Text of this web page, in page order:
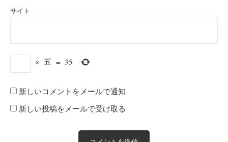
サイト
× 五 = 35
新しいコメントをメールで通知
新しい投稿をメールで受け取る